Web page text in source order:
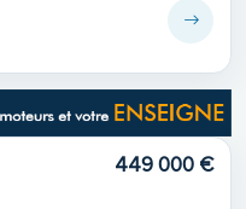
449 000 €